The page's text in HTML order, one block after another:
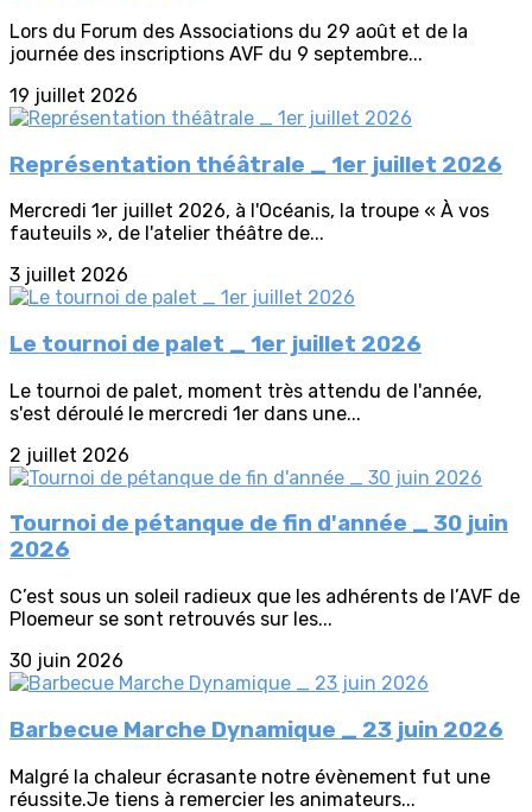
Lors du Forum des Associations du 29 août et de la
journée des inscriptions AVF du 9 septembre...
19 juillet 2026
Représentation théâtrale _ 1er juillet 2026
Mercredi 1er juillet 2026, à l'Océanis, la troupe « À vos
fauteuils », de l'atelier théâtre de...
3 juillet 2026
Le tournoi de palet _ 1er juillet 2026
Le tournoi de palet, moment très attendu de l'année,
s'est déroulé le mercredi 1er dans une...
2 juillet 2026
Tournoi de pétanque de fin d'année _ 30 juin
2026
C’est sous un soleil radieux que les adhérents de l’AVF de
Ploemeur se sont retrouvés sur les...
30 juin 2026
Barbecue Marche Dynamique _ 23 juin 2026
Malgré la chaleur écrasante notre évènement fut une
réussite.Je tiens à remercier les animateurs...